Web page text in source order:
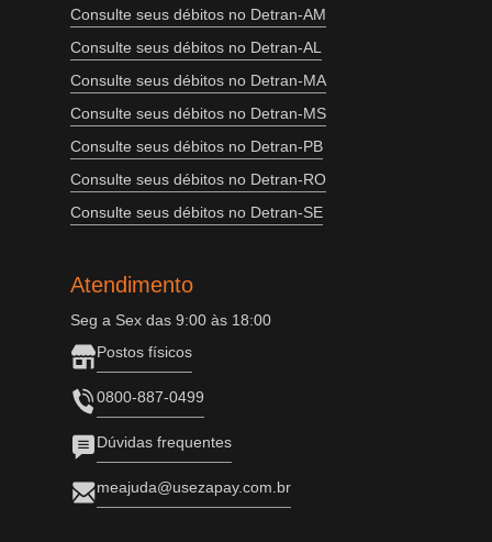
Consulte seus débitos no Detran-AM
Consulte seus débitos no Detran-AL
Consulte seus débitos no Detran-MA
Consulte seus débitos no Detran-MS
Consulte seus débitos no Detran-PB
Consulte seus débitos no Detran-RO
Consulte seus débitos no Detran-SE
Atendimento
Seg a Sex das 9:00 às 18:00
Postos físicos
0800-887-0499
Dúvidas frequentes
meajuda@usezapay.com.br